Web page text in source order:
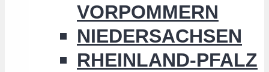
VORPOMMERN
NIEDERSACHSEN
RHEINLAND-PFALZ